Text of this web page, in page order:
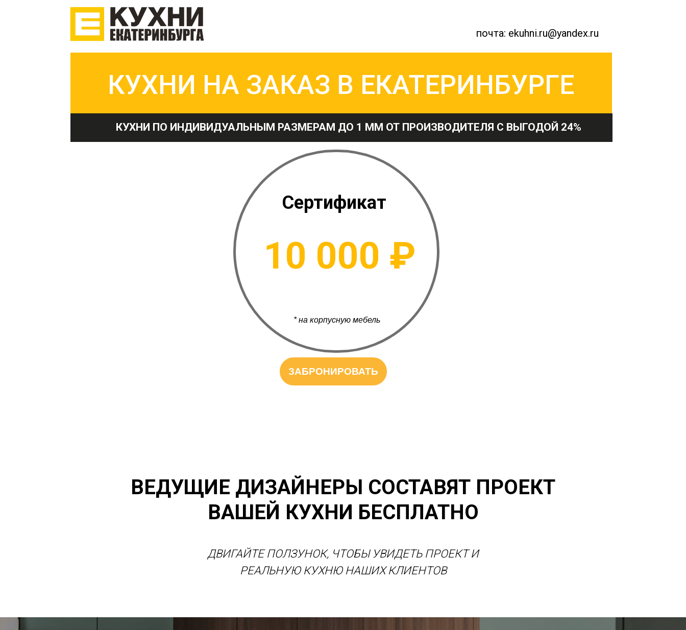
КУХНИ НА ЗАКАЗ В ЕКАТЕРИНБУРГЕ
КУХНИ ПО ИНДИВИДУАЛЬНЫМ РАЗМЕРАМ ДО 1 ММ ОТ ПРОИЗВОДИТЕЛЯ С ВЫГОДОЙ 24%
Сертификат
10 000 ₽
почта: ekuhni.ru@yandex.ru
ЗАБРОНИРОВАТЬ
* на корпусную мебель
ВЕДУЩИЕ ДИЗАЙНЕРЫ СОСТАВЯТ ПРОЕКТ
ВАШЕЙ КУХНИ БЕСПЛАТНО
ДВИГАЙТЕ ПОЛЗУНОК, ЧТОБЫ УВИДЕТЬ ПРОЕКТ И
РЕАЛЬНУЮ КУХНЮ НАШИХ КЛИЕНТОВ